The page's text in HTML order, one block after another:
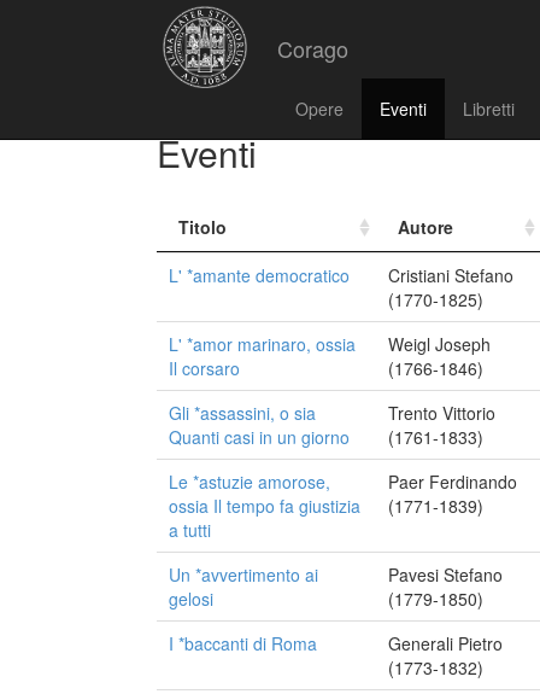
Corago
Opere Eventi Libretti
Eventi
Titolo
Autore
L' *amante democratico
Cristiani Stefano
(1770-1825)
L' *amor marinaro, ossia
Il corsaro
Weigl Joseph
(1766-1846)
Gli *assassini, o sia
Quanti casi in un giorno
Trento Vittorio
(1761-1833)
Le *astuzie amorose,
ossia Il tempo fa giustizia
a tutti
Paer Ferdinando
(1771-1839)
Un *avvertimento ai
gelosi
Pavesi Stefano
(1779-1850)
I *baccanti di Roma
Generali Pietro
(1773-1832)